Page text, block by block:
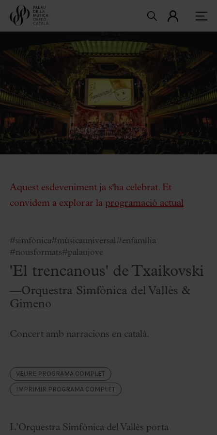
Aquest esdeveniment ja s'ha celebrat. Et
convidem a explorar la programació actual
#simfònica#músicauniversal#enfamília
#nousformats#palaujove
'El trencanous' de Txaikovski
—Orquestra Simfònica del Vallès &
Gimeno
Concert amb narracions en català.
VEURE PROGRAMA COMPLET
IMPRIMIR PROGRAMA COMPLET
L’Orquestra Simfònica del Vallès porta